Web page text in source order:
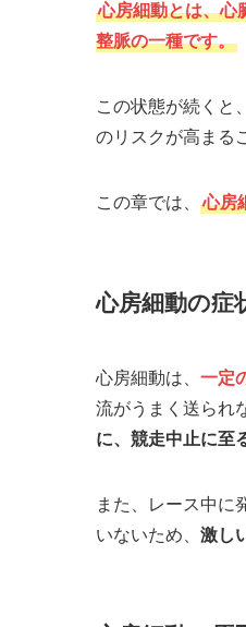
心房細動とは、心
整脈の一種です。
この状態が続くと
のリスクが高まる
この章では、 心房
心房細動の症
心房細動は、 一定
流がうまく送られ
に、競走中止に至
また、レース中に
いないため、 激し